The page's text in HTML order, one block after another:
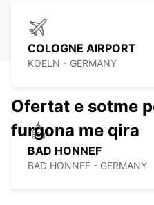
COLOGNE AIRPORT
KOELN - GERMANY
BAD HONNEF
BAD HONNEF - GERMANY
Ofertat e sotme
furgona me qira